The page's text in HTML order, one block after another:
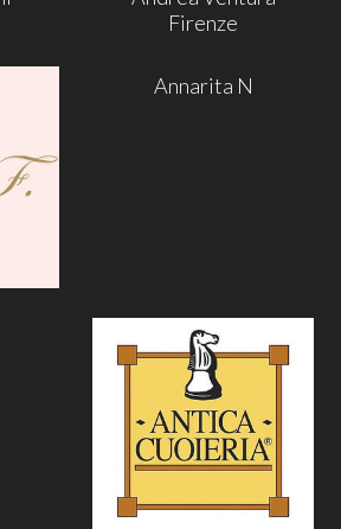
Firenze
Annarita N